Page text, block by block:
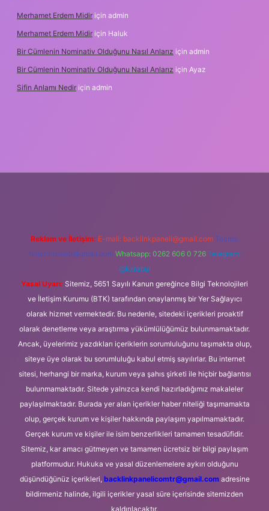
Merhamet Erdem Midir için admin
Merhamet Erdem Midir için Haluk
Bir Cümlenin Nominativ Olduğunu Nasıl Anlarız için admin
Bir Cümlenin Nominativ Olduğunu Nasıl Anlarız için Ayaz
Sifin Anlamı Nedir için admin
Reklam ve İletişim: E-mail: backlinkpaneli@gmail.com Teams:
forumhizmeti@gmail.com Whatsapp: 0262 606 0 726 Telegram:
@karabul
Yasal Uyarı: Sitemiz, 5651 Sayılı Kanun gereğince Bilgi Teknolojileri
ve İletişim Kurumu (BTK) tarafından onaylanmış bir Yer Sağlayıcı
olarak hizmet vermektedir. Bu nedenle, sitedeki içerikleri proaktif
olarak denetleme veya araştırma yükümlülüğümüz bulunmamaktadır.
Ancak, üyelerimiz yazdıkları içeriklerin sorumluluğunu taşımakta olup,
siteye üye olarak bu sorumluluğu kabul etmiş sayılırlar. Bu internet
sitesi, herhangi bir marka, kurum veya şahıs şirketi ile hiçbir bağlantısı
bulunmamaktadır. Sitede yalnızca kendi hazırladığımız makaleler
paylaşılmaktadır. Burada yer alan içerikler haber niteliği taşımamakta
olup, gerçek kurum ve kişiler hakkında paylaşım yapılmamaktadır.
Gerçek kurum ve kişiler ile isim benzerlikleri tamamen tesadüfidir.
Sitemiz, kar amacı gütmeyen ve tamamen ücretsiz bir bilgi paylaşım
platformudur. Hukuka ve yasal düzenlemelere aykırı olduğunu
düşündüğünüz içerikleri, backlinkpanelicomtr@gmail.comadresine
bildirmeniz halinde, ilgili içerikler yasal süre içerisinde sitemizden
kaldırılacaktır.